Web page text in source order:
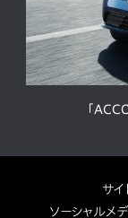
「
サイ
ソーシャルメ